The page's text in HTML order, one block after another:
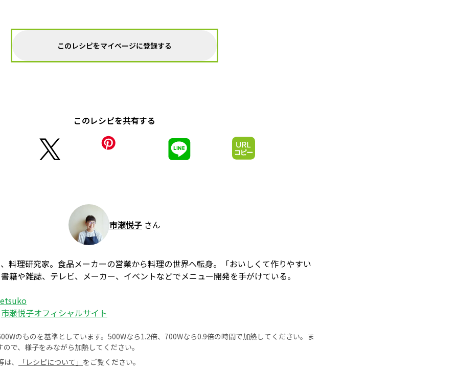
このレシピをマイページに登録する
このレシピを共有する
市瀬悦子 さん
料理研究家。食品メーカーの営業から料理の世界へ転身。「おいしくて作りやすい
籍や雑誌、テレビ、メーカー、イベントなどでメニュー開発を手がけている。
市瀬悦子オフィシャルサイト
のものを基準としています。500Wなら1.2倍、700Wなら0.9倍の時間で加熱してください。ま
で、様子をみながら加熱してください。
、
「レシピについて」 をご覧ください。